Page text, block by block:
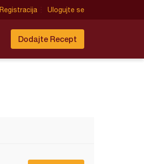
Registracija Ulogujte se
Dodajte Recept